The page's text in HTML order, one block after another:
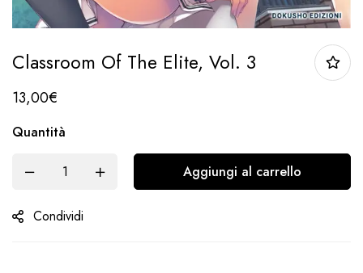
Classroom Of The Elite, Vol. 3
13,00€
Quantità
Aggiungi al carrello
Condividi